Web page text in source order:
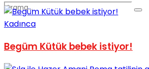
Kadınca
Begüm Kütük bebek istiyor!